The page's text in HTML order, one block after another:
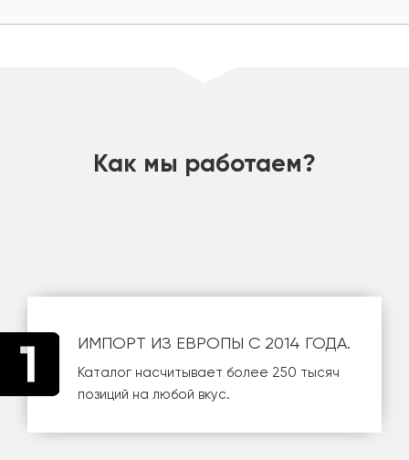
Как мы работаем?
ИМПОРТ ИЗ ЕВРОПЫ С 2014 ГОДА.
Каталог насчитывает более 250 тысяч
позиций на любой вкус.